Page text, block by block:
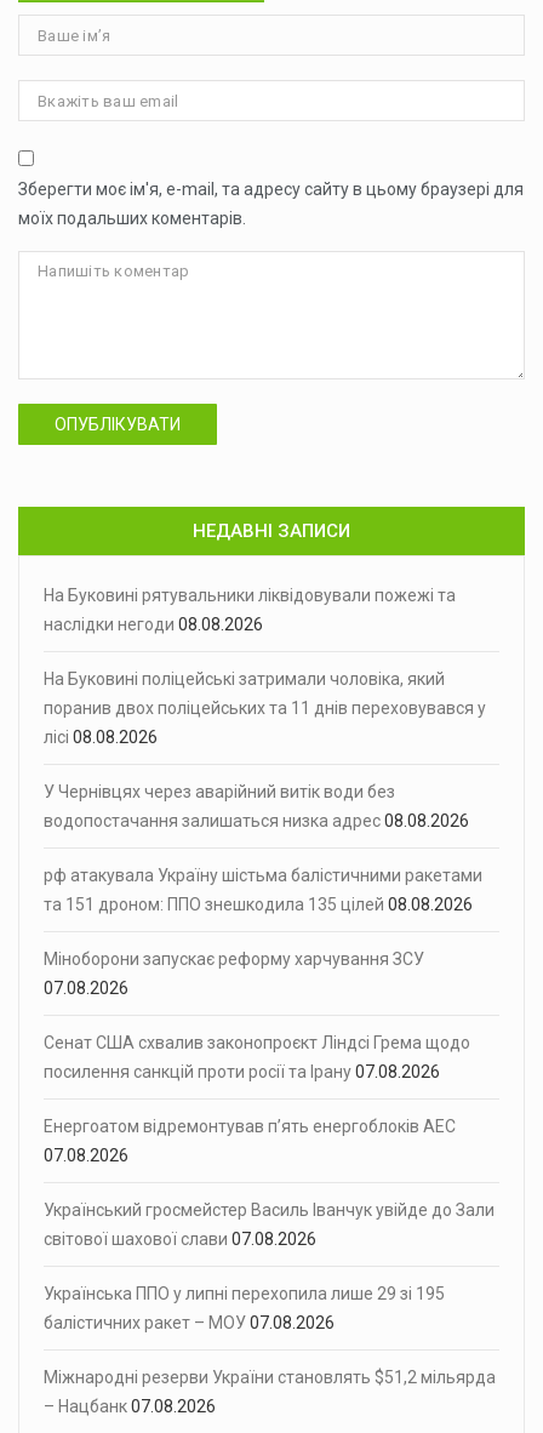
Зберегти моє ім'я, e-mail, та адресу сайту в цьому браузері для
моїх подальших коментарів.
ОПУБЛІКУВАТИ
НЕДАВНІ ЗАПИСИ
На Буковині рятувальники ліквідовували пожежі та
наслідки негоди 08.08.2026
На Буковині поліцейські затримали чоловіка, який
поранив двох поліцейських та 11 днів переховувався у
лісі 08.08.2026
У Чернівцях через аварійний витік води без
водопостачання залишаться низка адрес08.08.2026
рф атакувала Україну шістьма балістичними ракетами
та 151 дроном: ППО знешкодила 135 цілей 08.08.2026
Міноборони запускає реформу харчування ЗСУ
07.08.2026
Сенат США схвалив законопроєкт Ліндсі Грема щодо
посилення санкцій проти росії та Ірану07.08.2026
Енергоатом відремонтував п’ять енергоблоків АЕС
07.08.2026
Український гросмейстер Василь Іванчук увійде до Зали
світової шахової слави 07.08.2026
Українська ППО у липні перехопила лише 29 зі 195
балістичних ракет – МОУ07.08.2026
Міжнародні резерви України становлять $51,2 мільярда
– Нацбанк07.08.2026